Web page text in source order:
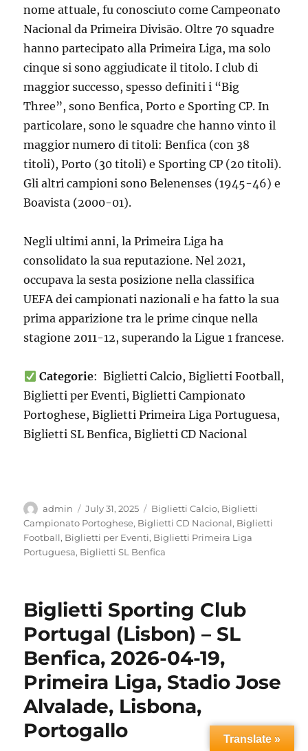
nome attuale, fu conosciuto come Campeonato
Nacional da Primeira Divisão. Oltre 70 squadre
hanno partecipato alla Primeira Liga, ma solo
cinque si sono aggiudicate il titolo. I club di
maggior successo, spesso definiti i “Big
Three”, sono Benfica, Porto e Sporting CP. In
particolare, sono le squadre che hanno vinto il
maggior numero di titoli: Benfica (con 38
titoli), Porto (30 titoli) e Sporting CP (20 titoli).
Gli altri campioni sono Belenenses (1945-46) e
Boavista (2000-01).
Negli ultimi anni, la Primeira Liga ha
consolidato la sua reputazione. Nel 2021,
occupava la sesta posizione nella classifica
UEFA dei campionati nazionali e ha fatto la sua
prima apparizione tra le prime cinque nella
stagione 2011-12, superando la Ligue 1 francese.
Categorie: Biglietti Calcio, Biglietti Football,
Biglietti per Eventi, Biglietti Campionato
Portoghese, Biglietti Primeira Liga Portuguesa,
Biglietti SL Benfica, Biglietti CD Nacional
Author
admin
Posted
on
July 31, 2025 Categories
Biglietti Calcio, Biglietti
Campionato Portoghese, Biglietti CD Nacional, Biglietti
Football, Biglietti per Eventi, Biglietti Primeira Liga
Portuguesa, Biglietti SL Benfica
Biglietti Sporting Club
Portugal (Lisbon) – SL
Benfica, 2026-04-19,
Primeira Liga, Stadio Jose
Alvalade, Lisbona,
Portogallo
Translate »